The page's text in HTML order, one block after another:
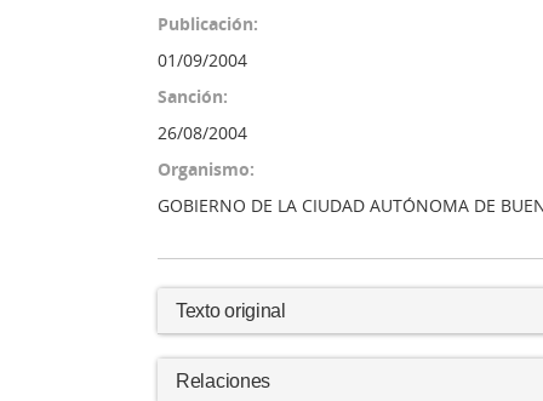
Publicación:
01/09/2004
Sanción:
26/08/2004
Organismo:
GOBIERNO DE LA CIUDAD AUTÓNOMA DE
Texto original
Relaciones